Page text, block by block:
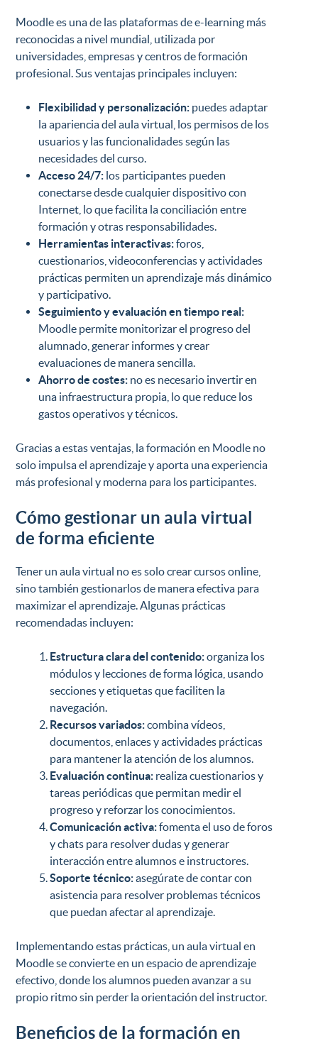
Moodle es una de las plataformas de e-learning más
reconocidas a nivel mundial, utilizada por
universidades, empresas y centros de formación
profesional. Sus ventajas principales incluyen:
Flexibilidad y personalización: puedes adaptar
la apariencia del aula virtual, los permisos de los
usuarios y las funcionalidades según las
necesidades del curso.
Acceso 24/7: los participantes pueden
conectarse desde cualquier dispositivo con
Internet, lo que facilita la conciliación entre
formación y otras responsabilidades.
Herramientas interactivas:foros,
cuestionarios, videoconferencias y actividades
prácticas permiten un aprendizaje más dinámico
y participativo.
Seguimiento y evaluación en tiempo real:
Moodle permite monitorizar el progreso del
alumnado, generar informes y crear
evaluaciones de manera sencilla.
Ahorro de costes: no es necesario invertir en
una infraestructura propia, lo que reduce los
gastos operativos y técnicos.
Gracias a estas ventajas, la formación en Moodle no
solo impulsa el aprendizaje y aporta una experiencia
más profesional y moderna para los participantes.
Cómo gestionar un aula virtual
de forma eficiente
Tener un aula virtual no es solo crear cursos online,
sino también gestionarlos de manera efectiva para
maximizar el aprendizaje. Algunas prácticas
recomendadas incluyen:
Estructura clara del contenido:organiza los
módulos y lecciones de forma lógica, usando
secciones y etiquetas que faciliten la
navegación.
Recursos variados:combina vídeos,
documentos, enlaces y actividades prácticas
para mantener la atención de los alumnos.
Evaluación continua: realiza cuestionarios y
tareas periódicas que permitan medir el
progreso y reforzar los conocimientos.
Comunicación activa:fomenta el uso de foros
y chats para resolver dudas y generar
interacción entre alumnos e instructores.
Soporte técnico:asegúrate de contar con
asistencia para resolver problemas técnicos
que puedan afectar al aprendizaje.
Implementando estas prácticas, un aula virtual en
Moodle se convierte en un espacio de aprendizaje
efectivo, donde los alumnos pueden avanzar a su
propio ritmo sin perder la orientación del instructor.
Beneficios de la formación en